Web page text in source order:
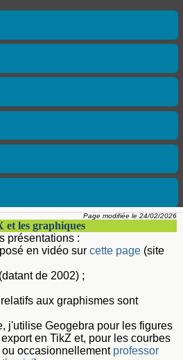
Page modifiée le 24/02/2026
et les graphiques
présentations :
en vidéo sur cette page(site
de 2002) ;
aux graphismes sont
j'utilise Geogebra pour les figures
en TikZ et, pour les courbes
occasionnellement professor